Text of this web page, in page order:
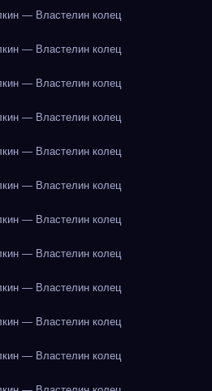
— Властелин колец
— Властелин колец
— Властелин колец
— Властелин колец
— Властелин колец
— Властелин колец
— Властелин колец
— Властелин колец
— Властелин колец
— Властелин колец
— Властелин колец